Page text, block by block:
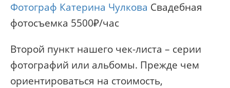
Фотограф Катерина Чулкова Свадебная
фотосъемка 5500₽/час
Второй пункт нашего чек-листа – серии
фотографий или альбомы. Прежде чем
ориентироваться на стоимость,